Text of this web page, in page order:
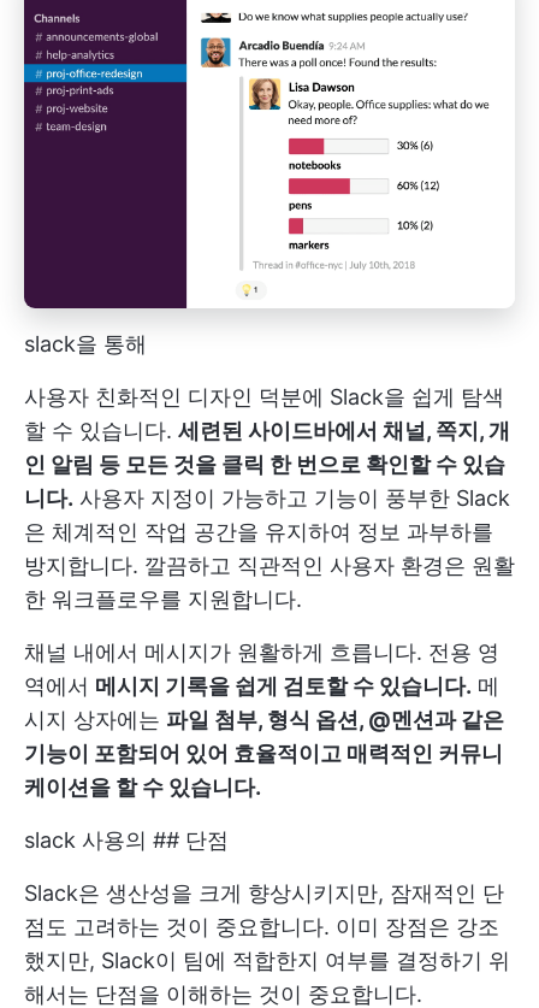
slack을 통해
사용자 친화적인 디자인 덕분에 Slack을 쉽게 탐색
할 수 있습니다. 세련된 사이드바에서 채널, 쪽지, 개
인 알림 등 모든 것을 클릭 한 번으로 확인할 수 있습
니다. 사용자 지정이 가능하고 기능이 풍부한 Slack
은 체계적인 작업 공간을 유지하여 정보 과부하를
방지합니다. 깔끔하고 직관적인 사용자 환경은 원활
한 워크플로우를 지원합니다.
채널 내에서 메시지가 원활하게 흐릅니다. 전용 영
역에서 메시지 기록을 쉽게 검토할 수 있습니다. 메
시지 상자에는 파일 첨부, 형식 옵션, @멘션과 같은
기능이 포함되어 있어 효율적이고 매력적인 커뮤니
케이션을 할 수 있습니다.
slack 사용의 ## 단점
Slack은 생산성을 크게 향상시키지만, 잠재적인 단
점도 고려하는 것이 중요합니다. 이미 장점은 강조
했지만, Slack이 팀에 적합한지 여부를 결정하기 위
해서는 단점을 이해하는 것이 중요합니다.